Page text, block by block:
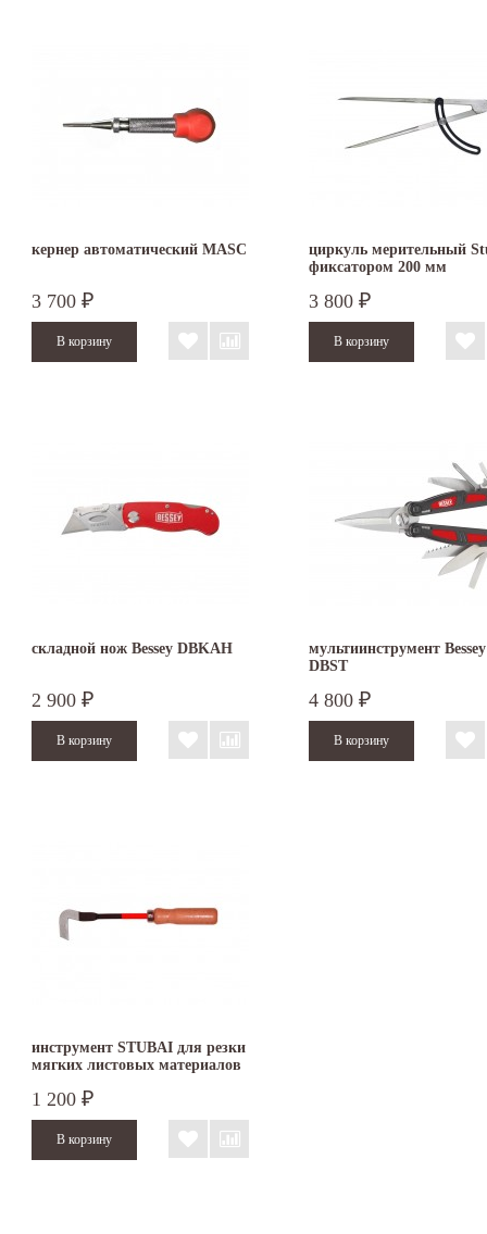
кернер автоматический MASC
3 700 ₽
циркуль мерительный
фиксатором 200 мм
3 800 ₽
складной нож Bessey DBKAH
2 900 ₽
мультиинструмент Bessey
DBST
4 800 ₽
инструмент STUBAI для резки
мягких листовых материалов
1 200 ₽